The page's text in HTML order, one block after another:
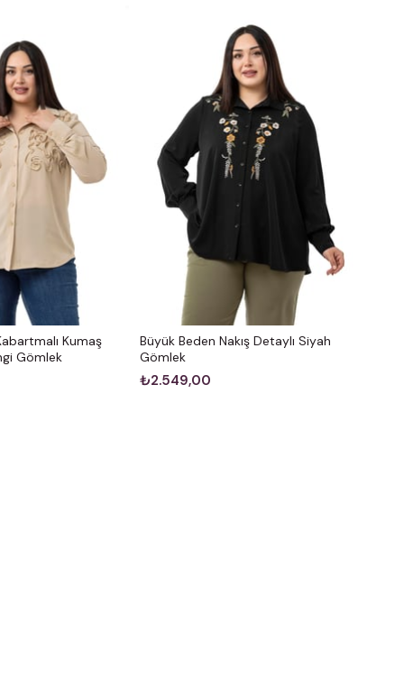
Kumaş
Gömlek
Büyük Beden Nakış Detaylı Siyah
Gömlek
₺2.549,00